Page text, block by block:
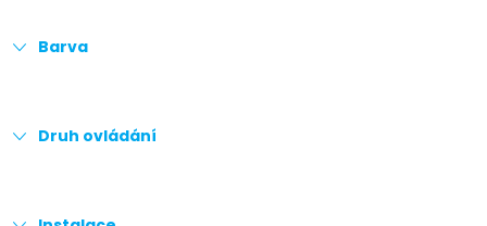
Barva
Druh ovládání